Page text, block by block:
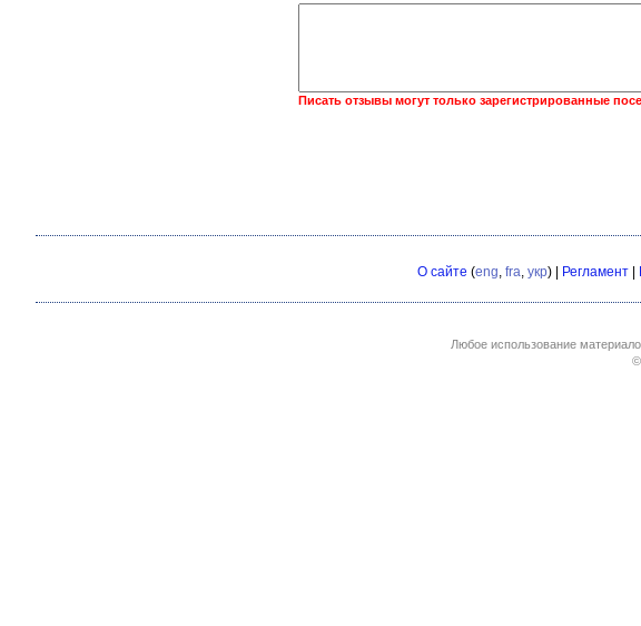
Писать отзывы могут только зарегистрированные
О сайте (eng, fra, укр) | Регламент
Любое использование
©